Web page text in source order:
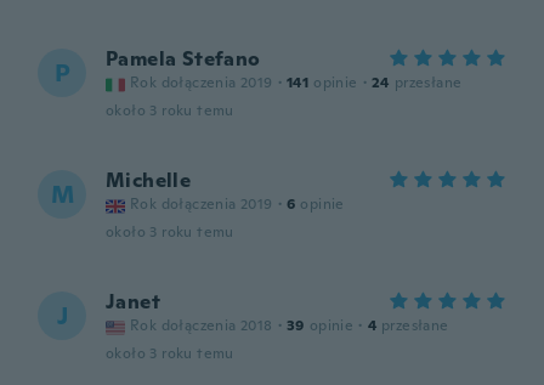
P Pamela Stefano
Rok dołączenia 2019 · 141 opinie · 24 przesłane
około 3 roku temu
M Michelle
Rok dołączenia 2019 · 6 opinie
około 3 roku temu
J Janet
Rok dołączenia 2018 · 39 opinie · 4 przesłane
około 3 roku temu